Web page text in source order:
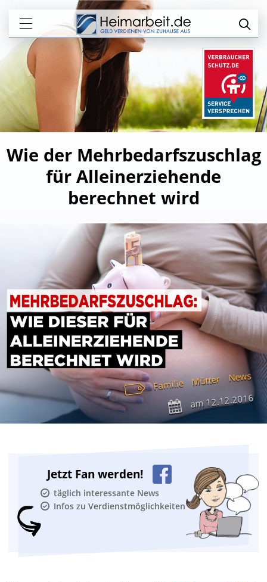
Wie der Mehrbedarfszuschlag
für Alleinerziehende
berechnet wird
Familie Mütter News
am12.12.2016
Jetzt Fan werden!
täglich interessante News
Infos zu Verdienstmöglichkeiten